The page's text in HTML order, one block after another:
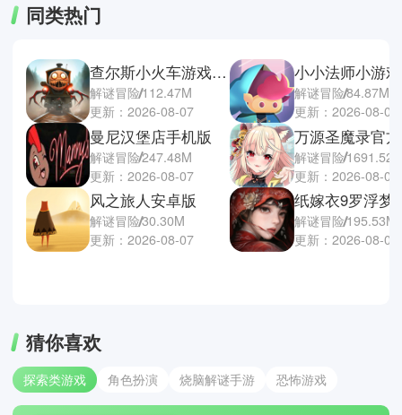
同类热门
查尔斯小火车游戏手机版
解谜冒险112.47M
更新：2026-08-07
曼尼汉堡店手机版
解谜冒险247.48M
更新：2026-08-07
风之旅人安卓版
解谜冒险30.30M
更新：2026-08-07
小小法师小游戏
解谜冒险84.87M
更新：2026-08-07
万源圣魔录官
解谜冒险
更新：2026-08-07
纸嫁衣9罗浮梦
解谜冒险195.53M
更新：2026-08-07
猜你喜欢
探索类游戏 角色扮演 烧脑解谜手游 恐怖游戏